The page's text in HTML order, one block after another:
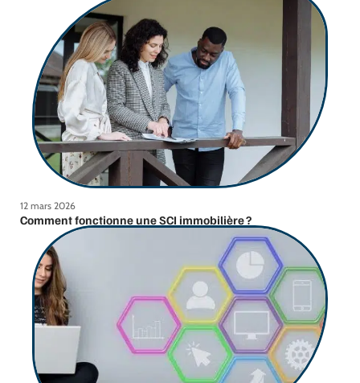
12 mars 2026
Comment fonctionne une SCI immobilière ?